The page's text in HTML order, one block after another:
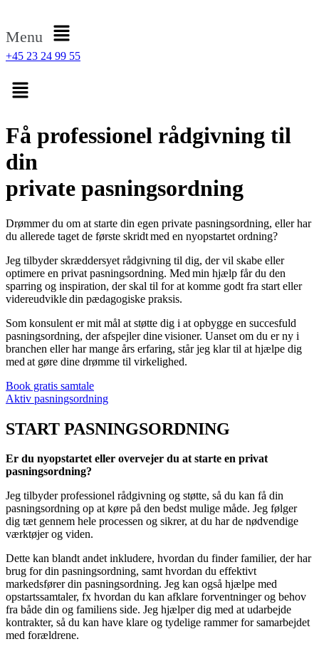
Menu
+45 23 24 99 55
Få professionel rådgivning til
din
private pasningsordning
Drømmer du om at starte din egen private pasningsordning, eller har
du allerede taget de første skridt med en nyopstartet ordning?
Jeg tilbyder skræddersyet rådgivning til dig, der vil skabe eller
optimere en privat pasningsordning. Med min hjælp får du den
sparring og inspiration, der skal til for at komme godt fra start eller
videreudvikle din pædagogiske praksis.
Som konsulent er mit mål at støtte dig i at opbygge en succesfuld
pasningsordning, der afspejler dine visioner. Uanset om du er ny i
branchen eller har mange års erfaring, står jeg klar til at hjælpe dig
med at gøre dine drømme til virkelighed.
Book gratis samtale
Aktiv pasningsordning
START PASNINGSORDNING
Er du nyopstartet eller overvejer du at starte en privat
pasningsordning?
Jeg tilbyder professionel rådgivning og støtte, så du kan få din
pasningsordning op at køre på den bedst mulige måde. Jeg følger
dig tæt gennem hele processen og sikrer, at du har de nødvendige
værktøjer og viden.
Dette kan blandt andet inkludere, hvordan du finder familier, der har
brug for din pasningsordning, samt hvordan du effektivt
markedsfører din pasningsordning. Jeg kan også hjælpe med
opstartssamtaler, fx hvordan du kan afklare forventninger og behov
fra både din og familiens side. Jeg hjælper dig med at udarbejde
kontrakter, så du kan have klare og tydelige rammer for samarbejdet
med forældrene.